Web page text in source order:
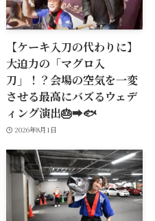
【ケーキ入刀の代わりに】
大迫力の「マグロ入
刀」！？会場の空気を一変
させる最高にバズるウェデ
ィング演出🎂➡️🐟
2026年8月1日